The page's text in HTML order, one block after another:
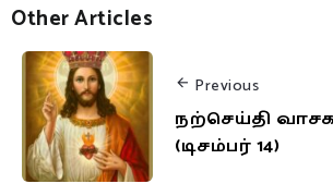
Other Articles
Previous
நற்செய்தி
(டிசம்பர் 14)